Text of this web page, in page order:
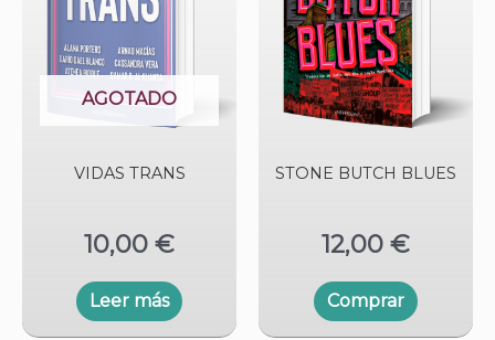
AGOTADO
VIDAS TRANS
10,00 €
Leer más
STONE BUTCH BLUES
12,00 €
Comprar